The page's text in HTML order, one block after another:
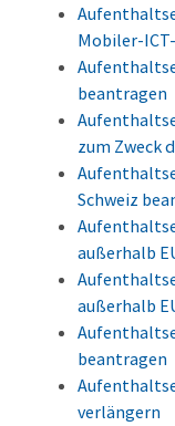
Mobiler-
beantragen
zum Zweck
Schweiz
außerhalb
außerhalb
beantragen
verlängern